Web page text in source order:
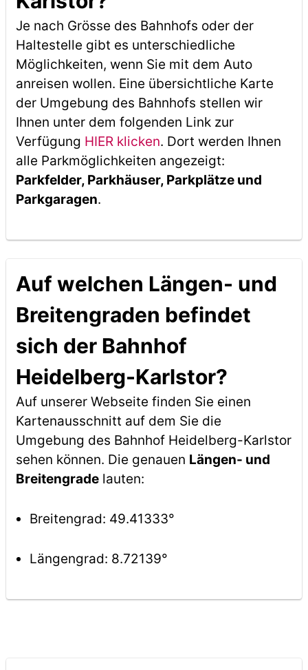
Je nach Grösse des Bahnhofs oder der
Haltestelle gibt es unterschiedliche
Möglichkeiten, wenn Sie mit dem Auto
anreisen wollen. Eine übersichtliche Karte
der Umgebung des Bahnhofs stellen wir
Ihnen unter dem folgenden Link zur
Verfügung HIER klicken. Dort werden Ihnen
alle Parkmöglichkeiten angezeigt:
Parkfelder, Parkhäuser, Parkplätze und
Parkgaragen.
Auf welchen Längen- und
Breitengraden befindet
sich der Bahnhof
Heidelberg-Karlstor?
Auf unserer Webseite finden Sie einen
Kartenausschnitt auf dem Sie die
Umgebung des Bahnhof Heidelberg-Karlstor
sehen können. Die genauen Längen- und
Breitengradelauten:
Breitengrad: 49.41333°
Längengrad: 8.72139°